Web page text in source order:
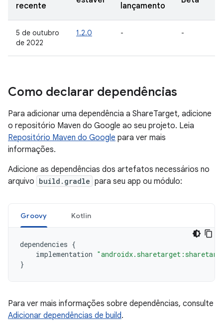
recente
lançamento
5 de outubro
de 2022
1.2.0 - -
Como declarar dependências
Para adicionar uma dependência a ShareTarget, adicione
o repositório Maven do Google ao seu projeto. Leia
Repositório Maven do Google para ver mais
informações.
Adicione as dependências dos artefatos necessários no
arquivo build.gradle para seu app ou módulo:
Groovy Kotlin
dependencies {
implementation
}
Para ver mais informações sobre dependências, consulte
Adicionar dependências de build.